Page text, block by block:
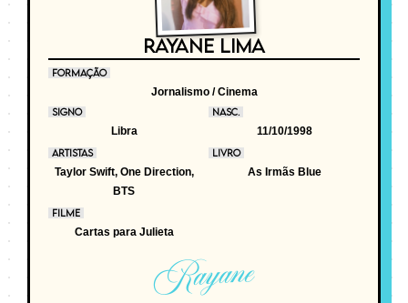
RAYANE LIMA
FORMAÇÃO
Jornalismo / Cinema
SIGNO
Libra
NASC.
11/10/1998
ARTISTAS
Taylor Swift, One Direction,
BTS
LIVRO
As Irmãs Blue
FILME
Cartas para Julieta
Rayane